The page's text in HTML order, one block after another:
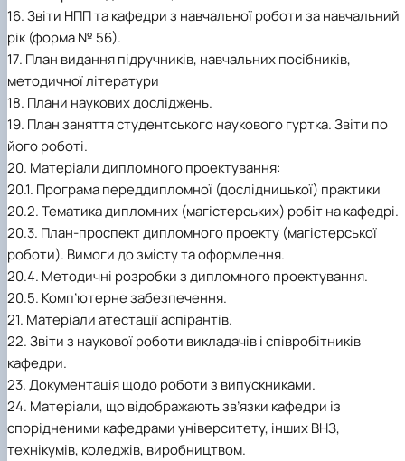
16. Звіти НПП та кафедри з навчальної роботи за навчальний
рік (форма № 56).
17. План видання підручників, навчальних посібників,
методичної літератури
18. Плани наукових досліджень.
19. План заняття студентського наукового гуртка. Звіти по
його роботі.
20. Матеріали дипломного проектування:
20.1. Програма переддипломної (дослідницької) практики
20.2. Тематика дипломних (магістерських) робіт на кафедрі.
20.3. План-проспект дипломного проекту (магістерської
роботи). Вимоги до змісту та оформлення.
20.4. Методичні розробки з дипломного проектування.
20.5. Комп’ютерне забезпечення.
21. Матеріали атестації аспірантів.
22. Звіти з наукової роботи викладачів і співробітників
кафедри.
23. Документація щодо роботи з випускниками.
24. Матеріали, що відображають зв’язки кафедри із
спорідненими кафедрами університету, інших ВНЗ,
технікумів, коледжів, виробництвом.